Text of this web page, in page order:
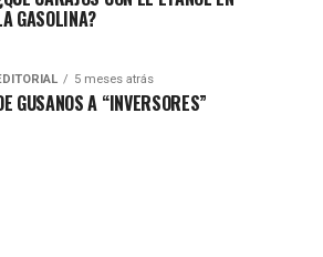
GASOLINA?
5 meses atrás
GUSANOS A “INVERSORES”